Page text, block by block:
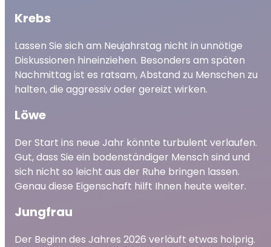
Krebs
Lassen Sie sich am Neujahrstag nicht in unnötige
Diskussionen hineinziehen. Besonders am späten
Nachmittag ist es ratsam, Abstand zu Menschen zu
halten, die aggressiv oder gereizt wirken.
Löwe
Der Start ins neue Jahr könnte turbulent verlaufen.
Gut, dass Sie ein bodenständiger Mensch sind und
sich nicht so leicht aus der Ruhe bringen lassen.
Genau diese Eigenschaft hilft Ihnen heute weiter.
Jungfrau
Der Beginn des Jahres 2026 verläuft etwas holprig.